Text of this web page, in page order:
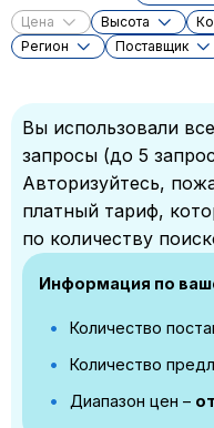
Цена Высота
Регион
Поставщик
Вы использовали
запросы (до 5
Авторизуйтесь,
платный тариф,
по количеству
Информация по
Количество
Количество
Диапазон цен –